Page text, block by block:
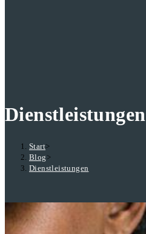
Dienstleistungen
Start>
Blog >
Dienstleistungen